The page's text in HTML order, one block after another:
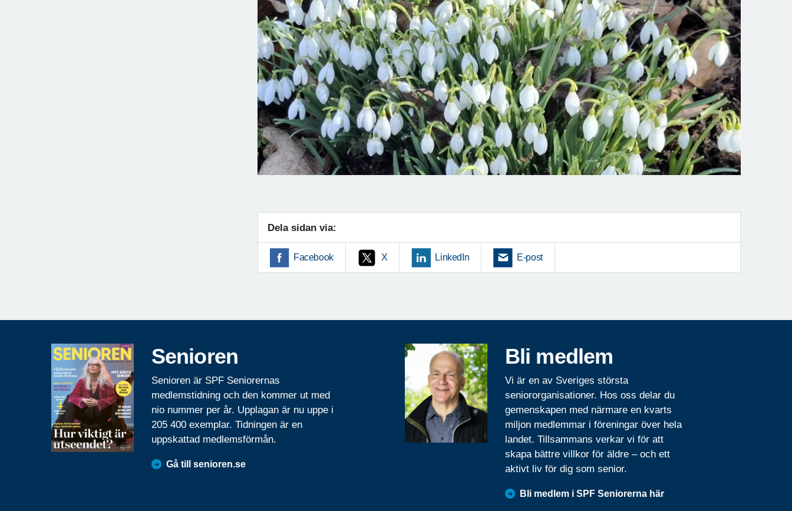
Dela sidan via:
Facebook X LinkedIn E-post
Senioren
Senioren är SPF Seniorernas
medlemstidning och den kommer ut med
nio nummer per år. Upplagan är nu uppe i
205 400 exemplar. Tidningen är en
uppskattad medlemsförmån.
Gå till senioren.se
Bli medlem
Vi är en av Sveriges största
seniororganisationer. Hos oss delar du
gemenskapen med närmare en kvarts
miljon medlemmar i föreningar över hela
landet. Tillsammans verkar vi för att
skapa bättre villkor för äldre – och ett
aktivt liv för dig som senior.
Bli medlem i SPF Seniorerna här